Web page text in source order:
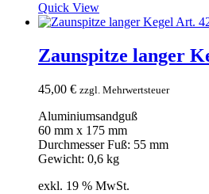
Quick View
Zaunspitze langer
45,00 € zzgl. Mehrwertsteuer
Aluminiumsandguß
60 mm x 175 mm
Durchmesser Fuß: 55 mm
Gewicht: 0,6 kg
exkl. 19 % MwSt.